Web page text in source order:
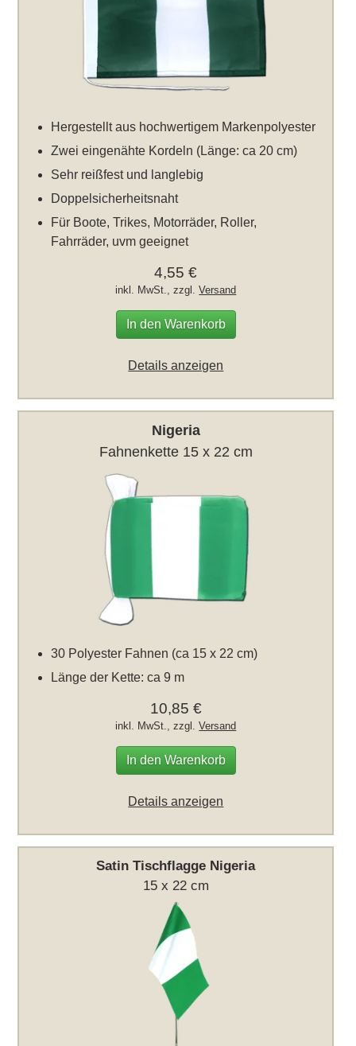
Hergestellt aus hochwertigem Markenpolyester
Zwei eingenähte Kordeln (Länge: ca 20 cm)
Sehr reißfest und langlebig
Doppelsicherheitsnaht
Für Boote, Trikes, Motorräder, Roller,
Fahrräder, uvm geeignet
4,55 €
inkl. MwSt., zzgl.Versand
In den Warenkorb
Details anzeigen
Nigeria
Fahnenkette 15 x 22 cm
30 Polyester Fahnen (ca 15 x 22 cm)
Länge der Kette: ca 9 m
10,85 €
inkl. MwSt., zzgl.Versand
In den Warenkorb
Details anzeigen
Satin Tischflagge Nigeria
15 x 22 cm